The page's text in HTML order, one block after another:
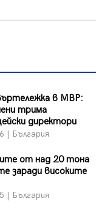
в МВР:
трима
директори
| България
от над 20 тона
заради високите
| България